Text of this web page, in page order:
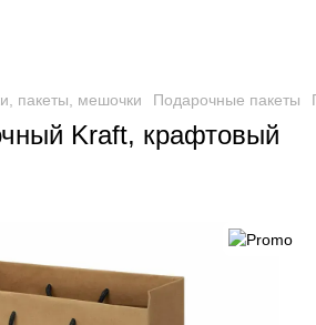
пакеты, мешочки Подарочные пакеты
Kraft, крафтовый